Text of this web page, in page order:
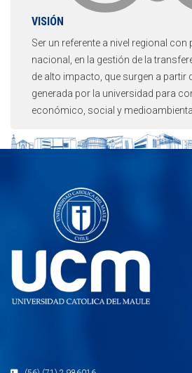
VISIÓN
Ser un referente a nivel regional con
nacional, en la gestión de la
de alto impacto, que surgen a partir
generada por la universidad para
económico, social y